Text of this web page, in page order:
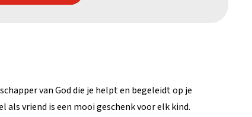
van God die je helpt en begeleidt op je
als vriend is een mooi geschenk voor elk kind.